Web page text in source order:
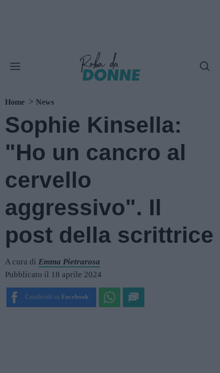
Home News
Sophie Kinsella:
"Ho un cancro al
cervello
aggressivo". Il
post della scrittrice
A cura di Emma Pietrarosa
Pubblicato il 18 aprile 2024
Condividi su Facebook